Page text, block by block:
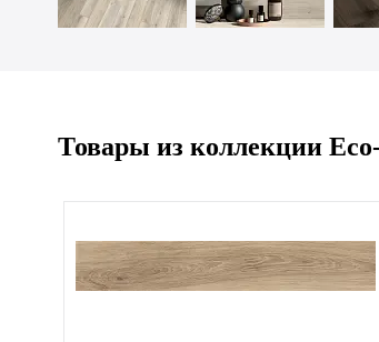
Товары из коллекции